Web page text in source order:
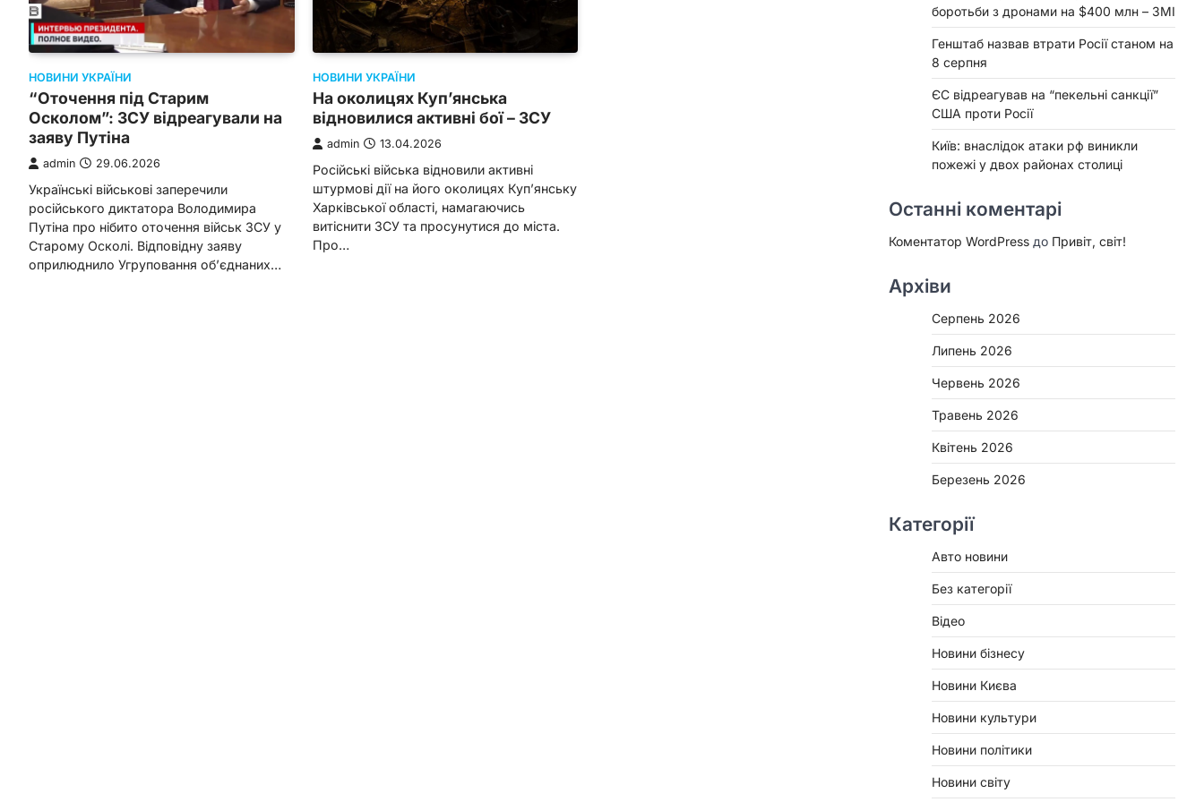
НОВИНИ УКРАЇНИ
“Оточення під Старим
Осколом”: ЗСУ відреагували на
заяву Путіна
admin 29.06.2026
Українські військові заперечили
російського диктатора Володимира
Путіна про нібито оточення військ ЗСУ у
Старому Осколі. Відповідну заяву
оприлюднило Угруповання об’єднаних…
НОВИНИ УКРАЇНИ
На околицях Куп’янська
відновилися активні бої – ЗСУ
admin 13.04.2026
Російські війська відновили активні
штурмові дії на його околицях Куп’янську
Харківської області, намагаючись
витіснити ЗСУ та просунутися до міста.
Про…
боротьби з дронами на $400 млн – ЗМІ
Генштаб назвав втрати Росії станом на
8 серпня
ЄС відреагував на “пекельні санкції”
США проти Росії
Київ: внаслідок атаки рф виникли
пожежі у двох районах столиці
Останні коментарі
Коментатор WordPress до Привіт, світ!
Архіви
Серпень 2026
Липень 2026
Червень 2026
Травень 2026
Квітень 2026
Березень 2026
Категорії
Авто новини
Без категорії
Відео
Новини бізнесу
Новини Києва
Новини культури
Новини політики
Новини світу